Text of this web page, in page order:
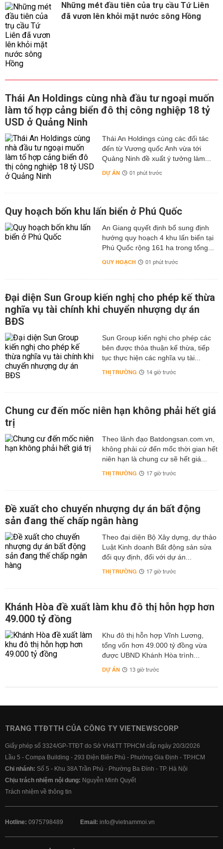
Những mét đầu tiên của trụ cầu Tứ Liên
đã vươn lên khỏi mặt nước sông Hồng
Thái An Holdings cùng nhà đầu tư ngoại muốn
làm tổ hợp cảng biển đô thị công nghiệp 18 tỷ
USD ở Quảng Ninh
Thái An Holdings cùng các đối tác
đến từ Vương quốc Anh vừa tới
Quảng Ninh đề xuất ý tưởng làm...
DỰ ÁN 01 phút trước
Quy hoạch bốn khu lấn biển ở Phú Quốc
An Giang quyết định bổ sung định
hướng quy hoạch 4 khu lấn biển tại
Phú Quốc rộng 161 ha trong tổng...
QUY HOẠCH 01 phút trước
Đại diện Sun Group kiến nghị cho phép kế thừa
nghĩa vụ tài chính khi chuyển nhượng dự án
BĐS
Sun Group kiến nghị cho phép các
bên được thỏa thuận kế thừa, tiếp
tục thực hiện các nghĩa vụ tài...
THỊ TRƯỜNG 14 giờ trước
Chung cư đến mốc niên hạn không phải hết giá
trị
Theo lãnh đạo Batdongsan.com.vn,
không phải cứ đến mốc thời gian hết
niên hạn là chung cư sẽ hết giá...
THỊ TRƯỜNG 17 giờ trước
Đề xuất cho chuyển nhượng dự án bất động
sản đang thế chấp ngân hàng
Theo đại diện Bộ Xây dựng, dự thảo
Luật Kinh doanh Bất động sản sửa
đổi quy định, đối với dự án...
THỊ TRƯỜNG 17 giờ trước
Khánh Hòa đề xuất làm khu đô thị hỗn hợp hơn
49.000 tỷ đồng
Khu đô thị hỗn hợp Vĩnh Lương,
tổng vốn hơn 49.000 tỷ đồng vừa
được UBND Khánh Hòa trình...
DỰ ÁN 13 giờ trước
TRANG TTĐTTH CỦA CÔNG TY VIETNEWSCORP
Giấy phép số 3324/GP-TTĐT do Sở VH&TT TPHCM cấp ngày 20/3/2026
Lầu 5 - Compa Building - 293 Điện Biên Phủ - Phường Gia Định - TP.HCM
Chi nhánh: Số 5 - Khu 38A Trần Phú - Phường Ba Đình - TP. Hà Nội
Chịu trách nhiệm nội dung: Nguyễn Minh Quyết
Trách nhiệm về thông tin
Hotline: 0975798489 Email: info@vietnammoi.vn